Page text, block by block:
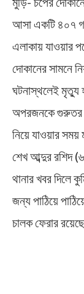
আসা একটি ৪০৭
এলাকায় যাওয়ার
দোকানের সামনে
ঘটনাস্থলেই
অপরজনকে গুরুতর
নিয়ে যাওয়ার
শেখ আব্দুর রশিদ
থানার খবর দিলে
জন্য পাঠিয়ে
চালক ফেরার